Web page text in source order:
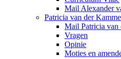
Mail Alexander
Patricia van der
Mail Patricia van
Vragen
Opinie
Moties en